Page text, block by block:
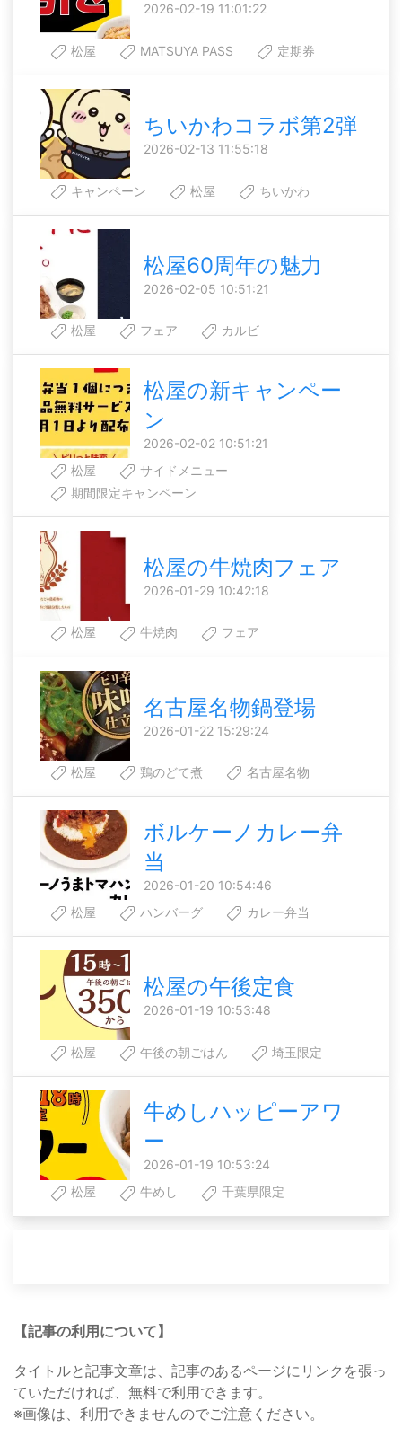
2026-02-19 11:01:22
松屋 MATSUYA PASS 定期券
ちいかわコラボ第2弾
2026-02-13 11:55:18
キャンペーン 松屋 ちいかわ
松屋60周年の魅力
2026-02-05 10:51:21
松屋 フェア カルビ
松屋の新キャンペー
ン
2026-02-02 10:51:21
松屋
サイドメニュー
期間限定キャンペーン
松屋の牛焼肉フェア
2026-01-29 10:42:18
松屋 牛焼肉 フェア
名古屋名物鍋登場
2026-01-22 15:29:24
松屋 鶏のどて煮 名古屋名物
ボルケーノカレー弁
当
2026-01-20 10:54:46
松屋
ハンバーグ カレー弁当
松屋の午後定食
2026-01-19 10:53:48
松屋 午後の朝ごはん 埼玉限定
牛めしハッピーアワ
ー
2026-01-19 10:53:24
松屋
牛めし 千葉県限定
【記事の利用について】
タイトルと記事文章は、記事のあるページにリンクを張っ
ていただければ、無料で利用できます。
※画像は、利用できませんのでご注意ください。